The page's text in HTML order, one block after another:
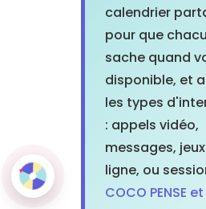
calendrier
pour que
sache quand
disponible, et
les types
: appels vidéo,
messages,
ligne, ou
COCO PENSE